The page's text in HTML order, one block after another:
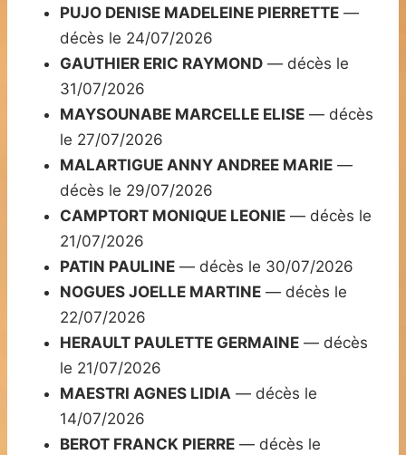
PUJO DENISE MADELEINE PIERRETTE —
décès le 24/07/2026
GAUTHIER ERIC RAYMOND — décès le
31/07/2026
MAYSOUNABE MARCELLE ELISE — décès
le 27/07/2026
MALARTIGUE ANNY ANDREE MARIE —
décès le 29/07/2026
CAMPTORT MONIQUE LEONIE — décès le
21/07/2026
PATIN PAULINE — décès le 30/07/2026
NOGUES JOELLE MARTINE — décès le
22/07/2026
HERAULT PAULETTE GERMAINE — décès
le 21/07/2026
MAESTRI AGNES LIDIA — décès le
14/07/2026
BEROT FRANCK PIERRE — décès le